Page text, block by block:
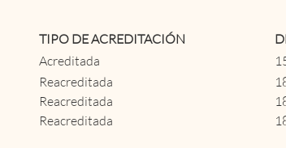
TIPO DE ACREDITACIÓN
Acreditada
Reacreditada
Reacreditada
Reacreditada